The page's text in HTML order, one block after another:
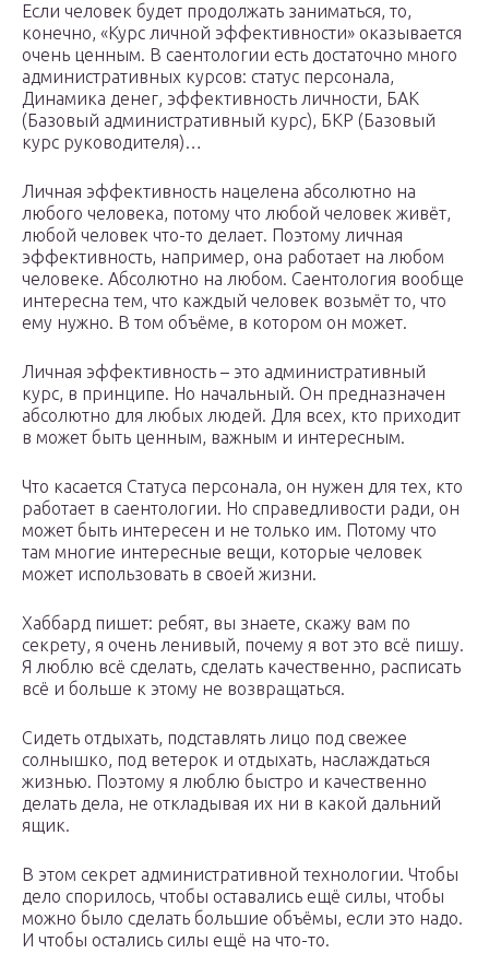
Если человек будет продолжать заниматься, то,
конечно, «Курс личной эффективности» оказывается
очень ценным. В саентологии есть достаточно много
административных курсов: статус персонала,
Динамика денег, эффективность личности, БАК
(Базовый административный курс), БКР (Базовый
курс руководителя)…
Личная эффективность нацелена абсолютно на
любого человека, потому что любой человек живёт,
любой человек что-то делает. Поэтому личная
эффективность, например, она работает на любом
человеке. Абсолютно на любом. Саентология вообще
интересна тем, что каждый человек возьмёт то, что
ему нужно. В том объёме, в котором он может.
Личная эффективность – это административный
курс, в принципе. Но начальный. Он предназначен
абсолютно для любых людей. Для всех, кто приходит
в может быть ценным, важным и интересным.
Что касается Статуса персонала, он нужен для тех, кто
работает в саентологии. Но справедливости ради, он
может быть интересен и не только им. Потому что
там многие интересные вещи, которые человек
может использовать в своей жизни.
Хаббард пишет: ребят, вы знаете, скажу вам по
секрету, я очень ленивый, почему я вот это всё пишу.
Я люблю всё сделать, сделать качественно, расписать
всё и больше к этому не возвращаться.
Сидеть отдыхать, подставлять лицо под свежее
солнышко, под ветерок и отдыхать, наслаждаться
жизнью. Поэтому я люблю быстро и качественно
делать дела, не откладывая их ни в какой дальний
ящик.
В этом секрет административной технологии. Чтобы
дело спорилось, чтобы оставались ещё силы, чтобы
можно было сделать большие объёмы, если это надо.
И чтобы остались силы ещё на что-то.